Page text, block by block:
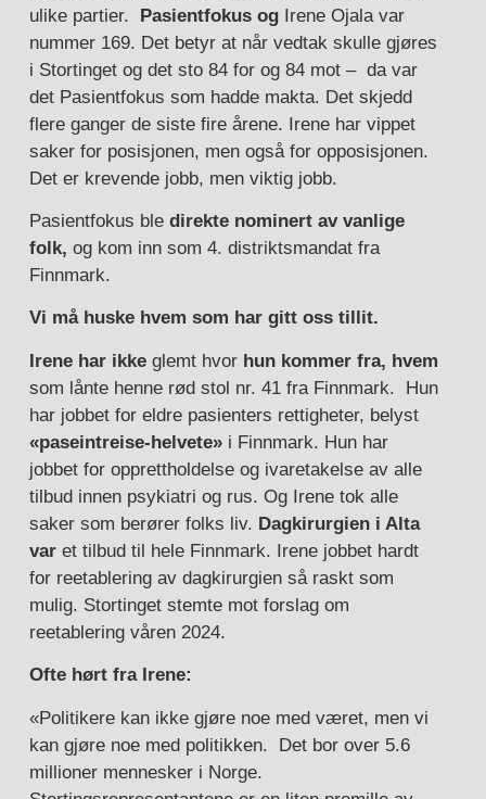
ulike partier. Pasientfokus og Irene Ojala var
nummer 169. Det betyr at når vedtak skulle gjøres
i Stortinget og det sto 84 for og 84 mot – da var
det Pasientfokus som hadde makta. Det skjedd
flere ganger de siste fire årene. Irene har vippet
saker for posisjonen, men også for opposisjonen.
Det er krevende jobb, men viktig jobb.
Pasientfokus ble direkte nominert av vanlige
folk, og kom inn som 4. distriktsmandat fra
Finnmark.
Vi må huske hvem som har gitt oss tillit.
Irene har ikke glemt hvorhun kommer fra, hvem
som lånte henne rød stol nr. 41 fra Finnmark. Hun
har jobbet for eldre pasienters rettigheter, belyst
«paseintreise-helvete»i Finnmark. Hun har
jobbet for opprettholdelse og ivaretakelse av alle
tilbud innen psykiatri og rus. Og Irene tok alle
saker som berører folks liv. Dagkirurgien i Alta
varet tilbud til hele Finnmark. Irene jobbet hardt
for reetablering av dagkirurgien så raskt som
mulig. Stortinget stemte mot forslag om
reetablering våren 2024.
Ofte hørt fra Irene:
«Politikere kan ikke gjøre noe med været, men vi
kan gjøre noe med politikken. Det bor over 5.6
millioner mennesker i Norge.